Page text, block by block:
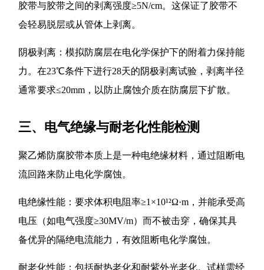
胶带与胶带之间的剥离强度≥5N/cm。这保证了胶带不
会轻易脱层或从管体上剥离。
阴极剥离：模拟防腐层在电化学保护下的附着力保持能
力。在23℃条件下进行28天的阴极剥离试验，剥离半径
通常要求≤20mm，以防止腐蚀介质在防腐层下扩散。
三、电气绝缘与耐老化性能检测
聚乙烯防腐胶带本质上是一种电绝缘材料，通过阻断电
流回路来防止电化学腐蚀。
电绝缘性能：要求体积电阻率≥1×10¹²Ω·m，并能承受高
电压（如电气强度≥30MV/m）而不被击穿，确保其具
备优异的隔绝电流能力，有效阻断电化学腐蚀。
耐老化性能：包括耐热老化和耐紫外光老化。试样需经